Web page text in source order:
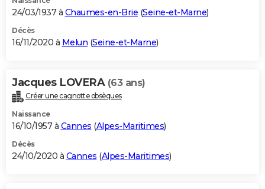
24/03/1937 à Chaumes-en-Brie (Seine-et-Marne)
Décès
16/11/2020 à Melun (Seine-et-Marne)
Jacques LOVERA (63 ans)
Créer une cagnotte obsèques
Naissance
16/10/1957 à Cannes (Alpes-Maritimes)
Décès
24/10/2020 à Cannes (Alpes-Maritimes)